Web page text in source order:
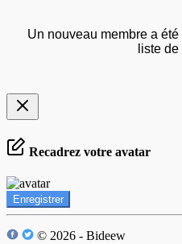
Un nouveau membre a
liste
Recadrez votre avatar
Enregistrer
© 2026 - Bideew